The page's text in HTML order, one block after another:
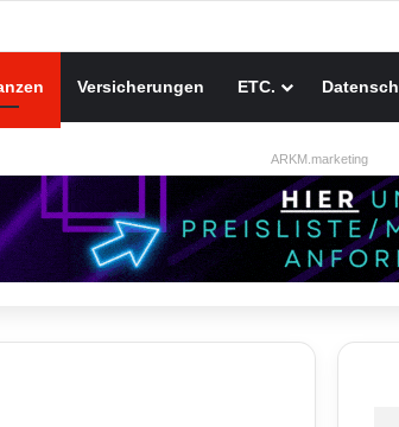
Versicherungen ETC.
ARKM.marketing